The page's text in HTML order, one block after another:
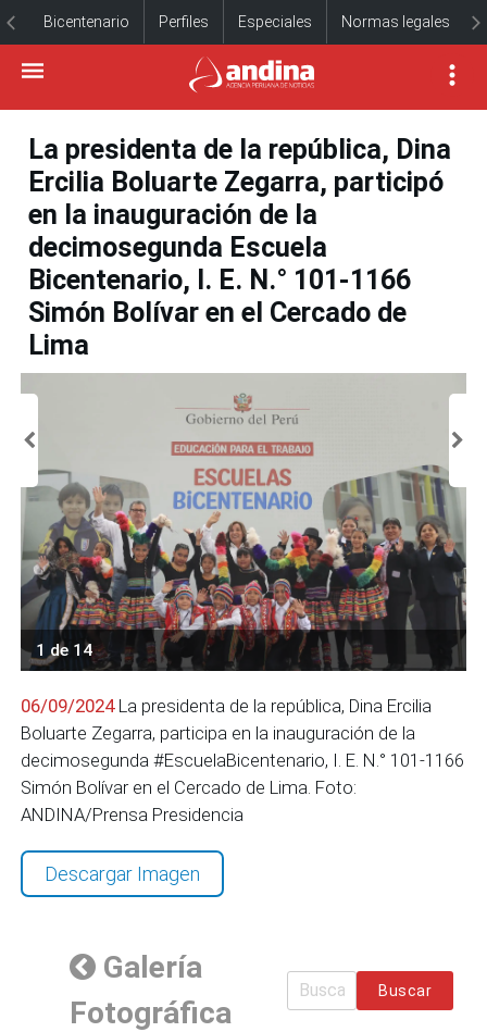
Bicentenario Perfiles Especiales Normas legales
La presidenta de la república, Dina
Ercilia Boluarte Zegarra, participó
en la inauguración de la
decimosegunda Escuela
Bicentenario, I. E. N.° 101-1166
Simón Bolívar en el Cercado de
Lima
1 de 14
06/09/2024La presidenta de la república, Dina Ercilia
Boluarte Zegarra, participa en la inauguración de la
decimosegunda #EscuelaBicentenario, I. E. N.° 101-1166
Simón Bolívar en el Cercado de Lima. Foto:
ANDINA/Prensa Presidencia
Descargar Imagen
Galería
Fotográfica
Buscar